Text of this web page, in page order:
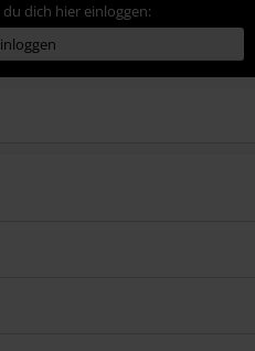
dich hier einloggen: